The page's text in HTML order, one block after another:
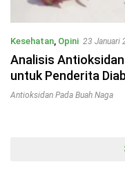
Kesehatan, Opini 23 Januari
Analisis Antioksidan
untuk Penderita
Antioksidan Pada Buah Naga